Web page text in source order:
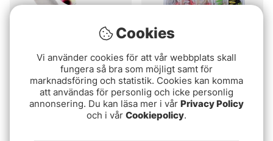
Westin D360° 5,5g,
4,5cm 5-Pack
149 kr
Savage Gear Rotex
Spinner kit 1 #2a & #2
(10-pack)
299 kr
Cookies
Vi använder cookies för att vår webbplats skall
fungera så bra som möjligt samt för
marknadsföring och statistik. Cookies kan komma
att användas för personlig och icke personlig
annonsering. Du kan läsa mer i vår Privacy Policy
och i vår Cookiepolicy.